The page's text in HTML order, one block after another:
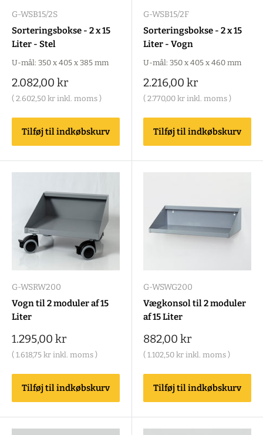
G-WSB15/2S
Sorteringsbokse - 2 x 15
Liter - Stel
U-mål: 350 x 405 x 385 mm
Salgspris
2.082,00 kr
( 2.602,50 kr inkl. moms )
Tilføj til indkøbskurv
G-WSB15/2F
Sorteringsbokse - 2 x 15
Liter - Vogn
U-mål: 350 x 405 x 460 mm
Salgspris
2.216,00 kr
( 2.770,00 kr inkl. moms )
Tilføj til indkøbskurv
G-WSRW200
Vogn til 2 moduler af 15
Liter
Salgspris
1.295,00 kr
( 1.618,75 kr inkl. moms )
Tilføj til indkøbskurv
G-WSWG200
Vægkonsol til 2 moduler
af 15 Liter
Salgspris
882,00 kr
( 1.102,50 kr inkl. moms )
Tilføj til indkøbskurv